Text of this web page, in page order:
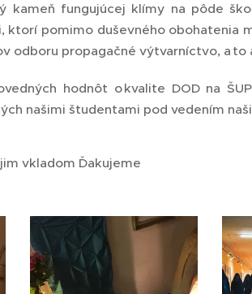
kameň fungujúcej klímy na pôde
ktorí pomimo duševného obohatenia
odboru propagačné výtvarníctvo, a to
hodnôt o kvalite DOD na
našimi študentami pod vedením
vkladom Ďakujeme